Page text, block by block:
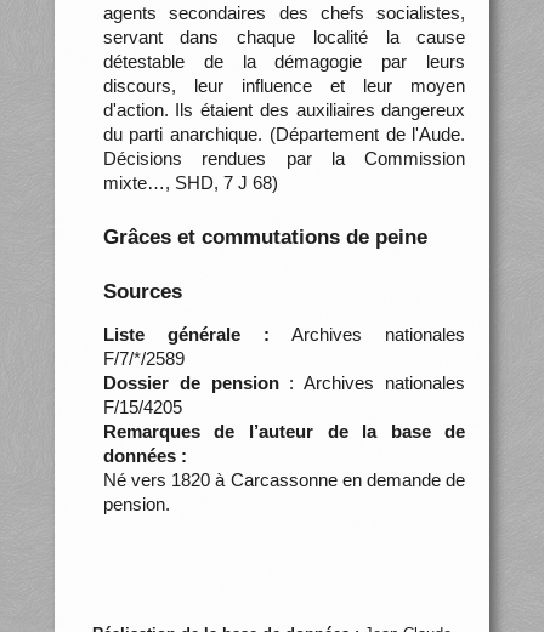
agents secondaires des chefs socialistes,
servant dans chaque localité la cause
détestable de la démagogie par leurs
discours, leur influence et leur moyen
d'action. Ils étaient des auxiliaires dangereux
du parti anarchique. (Département de l'Aude.
Décisions rendues par la Commission
mixte…, SHD, 7 J 68)
Grâces et commutations de peine
Sources
Liste générale : Archives nationales
F/7/*/2589
Dossier de pension: Archives nationales
F/15/4205
Remarques de l’auteur de la base de
données :
Né vers 1820 à Carcassonne en demande de
pension.